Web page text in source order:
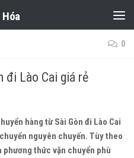
0
đi Lào Cai giá rẻ
hàng từ Sài Gòn đi Lào Cai
nguyên chuyến. Tùy theo
phương thức vận chuyển phù